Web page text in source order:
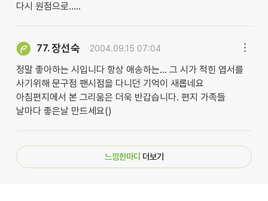
다시 원점으로.....
77.장선숙 2004.09.15 07:04
정말 좋아하는 시입니다 항상 애송하는... 그 시가 적힌 엽서를
사기위해 문구점 팬시점을 다니던 기억이 새롭네요
아침편지에서 본 그리움은 더욱 반갑습니다. 편지 가족들
날마다 좋은날 만드세요()
느낌한마디 더보기